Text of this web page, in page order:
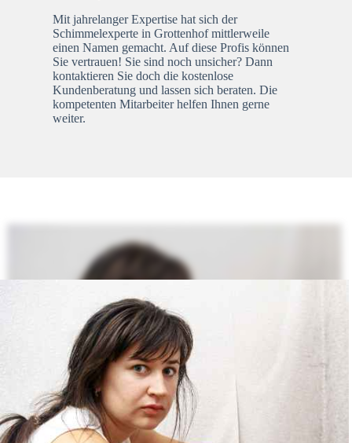
Mit jahrelanger Expertise hat sich der
Schimmelexperte in Grottenhof mittlerweile
einen Namen gemacht. Auf diese Profis können
Sie vertrauen! Sie sind noch unsicher? Dann
kontaktieren Sie doch die kostenlose
Kundenberatung und lassen sich beraten. Die
kompetenten Mitarbeiter helfen Ihnen gerne
weiter.